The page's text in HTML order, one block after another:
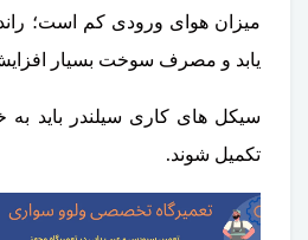
میزان هوای ورودی کم است؛
یابد و مصرف سوخت بسیار
سیکل های کاری سیلندر باید
تکمیل شوند.